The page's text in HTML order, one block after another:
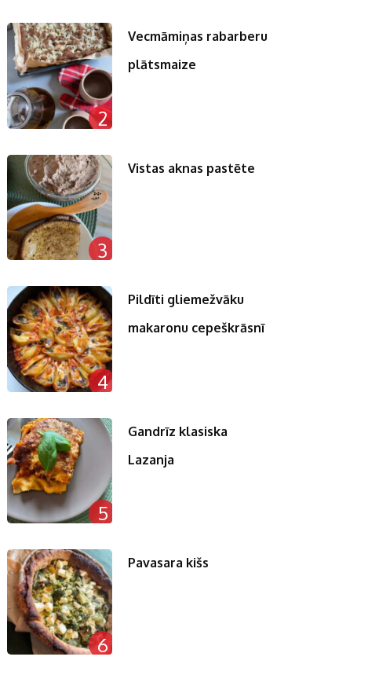
2
Vecmāmiņas rabarberu
plātsmaize
3
Vistas aknas pastēte
4
Pildīti gliemežvāku
makaronu cepeškrāsnī
5
Gandrīz klasiska
Lazanja
6
Pavasara kišs